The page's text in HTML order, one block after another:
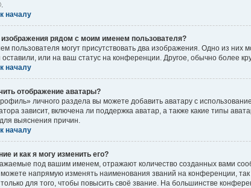
началу
изображения рядом с моим именем пользователя?
пользователя могут присутствовать два изображения. Одно из них
или на ваш статус на конференции. Другое, обычно более
началу
отображение аватары?
личного раздела вы можете добавить аватару с
зависит, включена ли поддержка аватар, а также какие типы
выяснения причин.
началу
и как я могу изменить его?
под вашим именем, отражают количество созданных вами
напрямую изменять наименования званий на конференции,
для того, чтобы повысить своё звание. На большинстве